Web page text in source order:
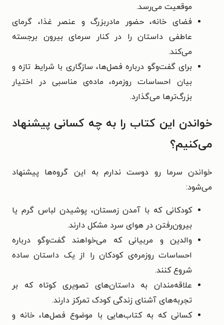
موقعیت می‌رسد.
فضای خانه، حضور مادربزرگ و عنصر غذا، گرمای
عاطفی داستان را در کنار سرمای بیرون برجسته
می‌کند.
برای گفت‌وگو درباره فصل‌ها، سازگاری با شرایط تازه و
بیان احساسات روزمره، ماده‌ی مناسبی در اختیار
بزرگ‌ترها می‌گذارد.
خواندن این کتاب را به چه کسانی پیشنهاد
می‌کنیم؟
خواندن سرما رو دوست ندارم به این گروه‌ها پیشنهاد
می‌شود:
کودکانی که با آمدن زمستان، پوشیدن لباس گرم یا
بیرون‌رفتن در هوای سرد مشکل دارند.
والدین و مربیانی که می‌خواهند گفت‌وگو درباره
احساسات روزمره‌ی کودکان را از یک داستان ساده
شروع کنند.
علاقه‌مندان به داستان‌های تصویری کوتاه که بر
تجربه‌های آشنای زندگی کودک تمرکز دارند.
کسانی که به کتاب‌هایی با موضوع فصل‌ها، خانه و